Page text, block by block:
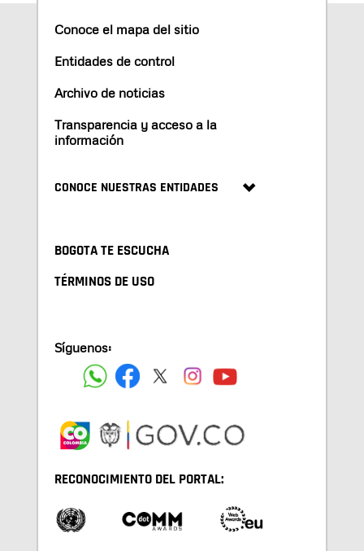
Conoce el mapa del sitio
Entidades de control
Archivo de noticias
Transparencia y acceso a la
información
CONOCE NUESTRAS ENTIDADES
BOGOTA TE ESCUCHA
TÉRMINOS DE USO
Síguenos:
RECONOCIMIENTO DEL PORTAL: